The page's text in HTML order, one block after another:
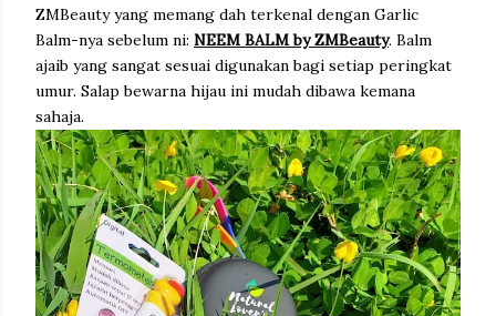
ZMBeauty yang memang dah terkenal dengan Garlic
Balm-nya sebelum ni: NEEM BALM by ZMBeauty. Balm
ajaib yang sangat sesuai digunakan bagi setiap peringkat
umur. Salap bewarna hijau ini mudah dibawa kemana
sahaja.